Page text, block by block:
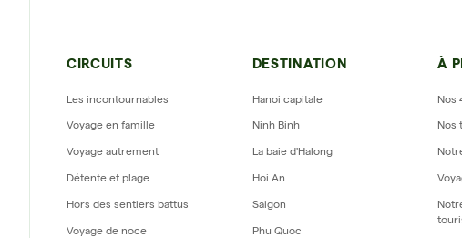
Avis sur Horizon Vietnam Travel
CIRCUITS
Les incontournables
Voyage en famille
Voyage autrement
Détente et plage
Hors des sentiers battus
Voyage de noce
DESTINATION
Hanoi capitale
Ninh Binh
La baie d'Halong
Hoi An
Saigon
Phu Quoc
À
Nos
Nos